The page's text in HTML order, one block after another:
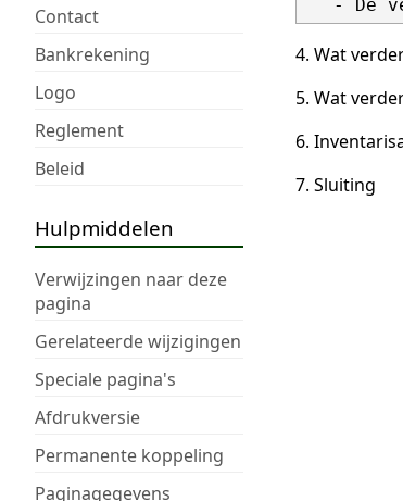
Contact
Bankrekening
Logo
Reglement
Beleid
Hulpmiddelen
Verwijzingen naar deze
pagina
Gerelateerde wijzigingen
Speciale pagina's
Afdrukversie
Permanente koppeling
Paginagegevens
4. Wat
5. Wat
6.
7. Sluiting